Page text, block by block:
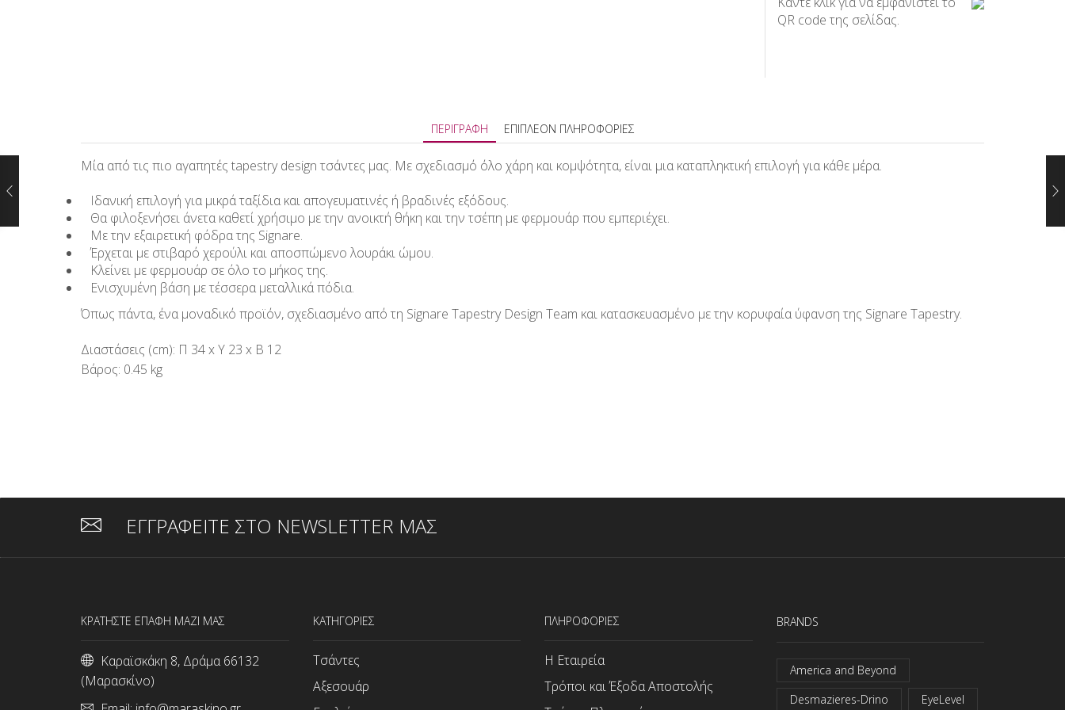
QR code της σελίδας.
ΠΕΡΙΓΡΑΦΉ ΕΠΙΠΛΈΟΝ ΠΛΗΡΟΦΟΡΊΕΣ
Μία από τις πιο αγαπητές tapestry design τσάντες μας. Με σχεδιασμό όλο χάρη και κομψότητα, είναι μια καταπληκτική επιλογή για κάθε μέρα.
Ιδανική επιλογή για μικρά ταξίδια και απογευματινές ή βραδινές εξόδους.
Θα φιλοξενήσει άνετα καθετί χρήσιμο με την ανοικτή θήκη και την τσέπη με φερμουάρ που εμπεριέχει.
Με την εξαιρετική φόδρα της Signare.
Έρχεται με στιβαρό χερούλι και αποσπώμενο λουράκι ώμου.
Κλείνει με φερμουάρ σε όλο το μήκος της.
Ενισχυμένη βάση με τέσσερα μεταλλικά πόδια.
Όπως πάντα, ένα μοναδικό προϊόν, σχεδιασμένο από τη Signare Τapestry Design Team και κατασκευασμένο με την κορυφαία ύφανση της Signare Tapestry.
Διαστάσεις (cm): Π 34 x Υ 23 x Β 12
Βάρος: 0.45 kg
ΕΓΓΡΑΦΕΙΤΕ ΣΤΟ NEWSLETTER ΜΑΣ
ΚΡΑΤΗΣΤΕ ΕΠΑΦΗ ΜΑΖΙ ΜΑΣ
Καραϊσκάκη 8, Δράμα 66132
(Μαρασκίνο)
ΚΑΤΗΓΟΡΙΕΣ
Τσάντες
Αξεσουάρ
ΠΛΗΡΟΦΟΡΙΕΣ
Η Εταιρεία
Τρόποι και Έξοδα Αποστολής
BRANDS
America and Beyond
Desmazieres-Drino
EyeLevel